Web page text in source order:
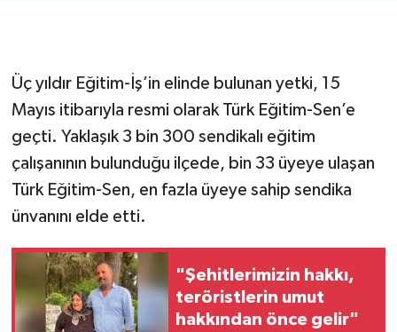
Üç yıldır Eğitim-İş’in elinde bulunan yetki, 15
Mayıs itibarıyla resmi olarak Türk Eğitim-Sen’e
geçti. Yaklaşık 3 bin 300 sendikalı eğitim
çalışanının bulunduğu ilçede, bin 33 üyeye ulaşan
Türk Eğitim-Sen, en fazla üyeye sahip sendika
ünvanını elde etti.
"Şehitlerimizin hakkı,
teröristlerin umut
hakkından önce gelir"